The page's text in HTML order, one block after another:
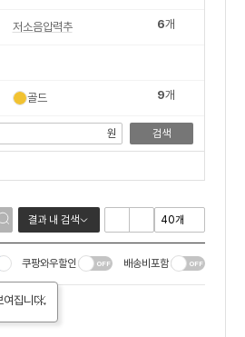
저소음압력추 6개
골드 9개
원 검색
결과 내 검색
여집니다.
쿠팡와우할인 배송비포함